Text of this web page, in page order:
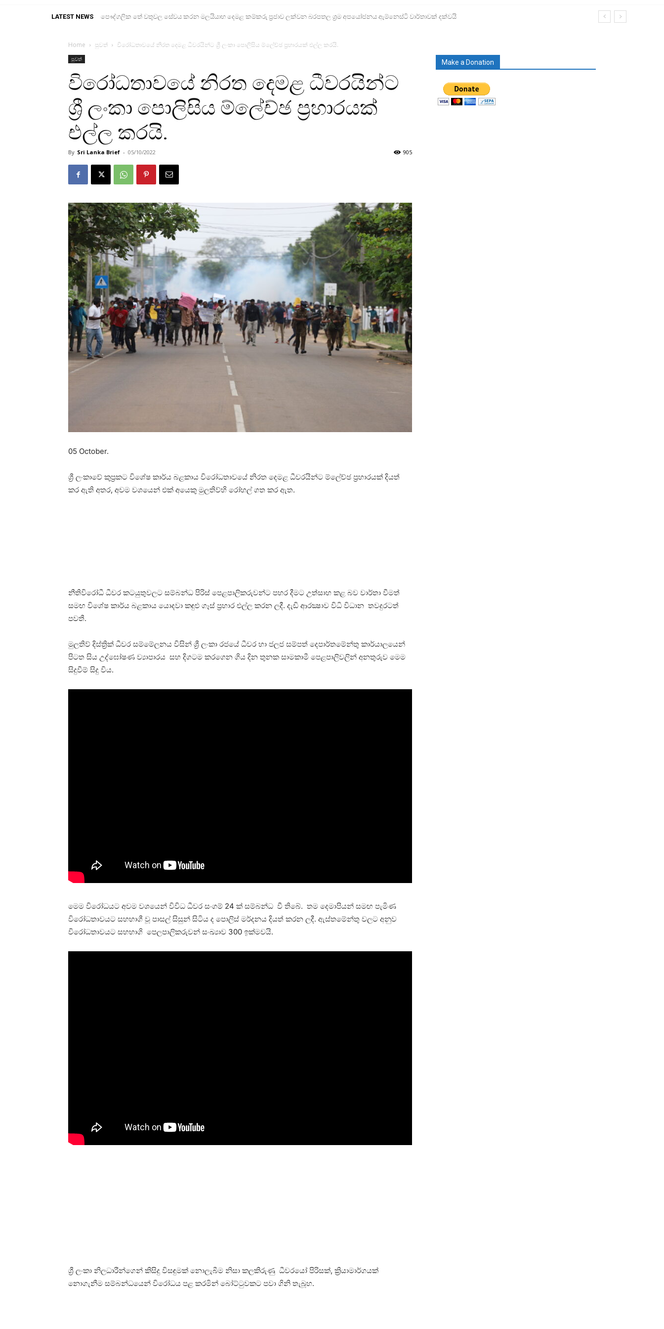
LATEST NEWS පෞද්ගලික තේ වතුවල සේවය කරන මලයියාහ දෙමළ කම්කරු ප්‍රජාව ලක්වන බරපතල ශ්‍රම අපයෝජනය ඇම්නෙස්ටි වාර්තාවක් දක්වයි
Home පුවත් විරෝධතාවයේ නිරත දෙමළ ධීවරයින්ට ශ්‍රී ලංකා පොලිසිය ම්ලේච්ඡ ප්‍රහාරයක් එල්ල කරයි.
පුවත්
විරෝධතාවයේ නිරත දෙමළ ධීවරයින්ට
ශ්‍රී ලංකා පොලිසිය ම්ලේච්ඡ ප්‍රහාරයක්
එල්ල කරයි.
By Sri Lanka Brief - 05/10/2022 905
05 October.
ශ්‍රී ලංකාවේ කුප්‍රකට විශේෂ කාර්ය බළකාය විරෝධතාවයේ නිරත දෙමළ ධීවරයින්ට ම්ලේච්ඡ ප්‍රහාරයක් දියත්
කර ඇති අතර, අවම වශයෙන් එක් අයෙකු මුලතිව්හි රෝහල් ගත කර ඇත.
නීතිවිරෝධී ධීවර කටයුතුවලට සම්බන්ධ පිරිස් පෙළපාලිකරුවන්ට පහර දීමට උත්සාහ කළ බව වාර්තා වීමත්
සමඟ විශේෂ කාර්ය බළකාය යොදවා කඳුළු ගෑස් ප්‍රහාර එල්ල කරන ලදී. දැඩි ආරක්‍ෂාව විධි විධාන තවදුරටත්
පවතී.
මුලතිව් දිස්ත්‍රික් ධීවර සම්මේලනය විසින් ශ්‍රී ලංකා රජයේ ධීවර හා ජලජ සම්පත් දෙපාර්තමේන්තු කාර්යාලයෙන්
පිටත සිය උද්ඝෝෂණ ව්‍යාපාරය සහ දිගටම කරගෙන ගිය දින තුනක සාමකාමී පෙළපාලිවලින් අනතුරුව මෙම
සිදුවීම් සිදු විය.
මෙම විරෝධයට අවම වශයෙන් විවිධ ධීවර සංගම් 24 ක් සම්බන්ධ වී තිබේ. තම දෙමාපියන් සමඟ පැමිණ
විරෝධතාවයට සහභාගී වූ පාසල් සිසුන් සිටිය ද පොලිස් මර්දනය දියත් කරන ලදී. ඇස්තමේන්තු වලට අනුව
විරෝධතාවයට සහභාගි පෙලපාලිකරුවන් සංඛ්‍යාව 300 ඉක්මවයි.
ශ්‍රී ලංකා නිලධාරීන්ගෙන් කිසිදු විසඳුමක් නොලැබීම නිසා කලකිරුණු ධීවරයෝ පිරිසක්, ක්‍රියාමාර්ගයක්
නොගැනීම සම්බන්ධයෙන් විරෝධය පළ කරමින් බෝට්ටුවකට පවා ගිනි තැබූහ.
Make a Donation